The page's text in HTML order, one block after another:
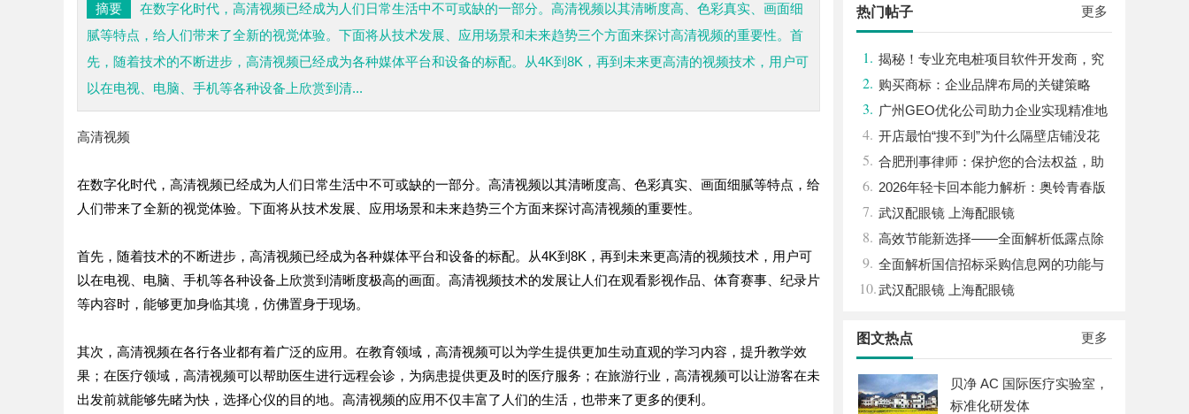
摘要
在数字化时代，高清视频已经成为人们日常生活中不可或缺的一部分。高清视频以其清晰度高、色彩真实、画面细
腻等特点，给人们带来了全新的视觉体验。下面将从技术发展、应用场景和未来趋势三个方面来探讨高清视频的重要性。首
先，随着技术的不断进步，高清视频已经成为各种媒体平台和设备的标配。从4K到8K，再到未来更高清的视频技术，用户可
以在电视、电脑、手机等各种设备上欣赏到清...
高清视频
在数字化时代，高清视频已经成为人们日常生活中不可或缺的一部分。高清视频以其清晰度高、色彩真实、画面细腻等特点，给
人们带来了全新的视觉体验。下面将从技术发展、应用场景和未来趋势三个方面来探讨高清视频的重要性。
首先，随着技术的不断进步，高清视频已经成为各种媒体平台和设备的标配。从4K到8K，再到未来更高清的视频技术，用户可
以在电视、电脑、手机等各种设备上欣赏到清晰度极高的画面。高清视频技术的发展让人们在观看影视作品、体育赛事、纪录片
等内容时，能够更加身临其境，仿佛置身于现场。
其次，高清视频在各行各业都有着广泛的应用。在教育领域，高清视频可以为学生提供更加生动直观的学习内容，提升教学效
果；在医疗领域，高清视频可以帮助医生进行远程会诊，为病患提供更及时的医疗服务；在旅游行业，高清视频可以让游客在未
出发前就能够先睹为快，选择心仪的目的地。高清视频的应用不仅丰富了人们的生活，也带来了更多的便利。
更多
热门帖子
1. 揭秘！专业充电桩项目软件开发商，究
竟藏着哪些行业秘诀？
2. 购买商标：企业品牌布局的关键策略
3. 广州GEO优化公司助力企业实现精准地
理信息服务升级
4. 开店最怕“搜不到”为什么隔壁店铺没花
钱，ai却天天给他免费派单？
5. 合肥刑事律师：保护您的合法权益，助
您走出法律困境
6. 2026年轻卡回本能力解析：奥铃青春版
回本关键因素与高潜力车型介绍
7. 武汉配眼镜 上海配眼镜
8. 高效节能新选择——全面解析低露点除
湿机的应用与优势
9. 全面解析国信招标采购信息网的功能与
优势
10.武汉配眼镜 上海配眼镜
更多
图文热点
贝净 AC 国际医疗实验室，
标准化研发体